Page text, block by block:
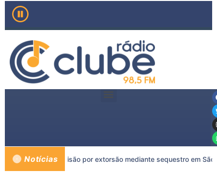
Notícias
de 11 anos de prisão por extorsão mediante sequestro em São